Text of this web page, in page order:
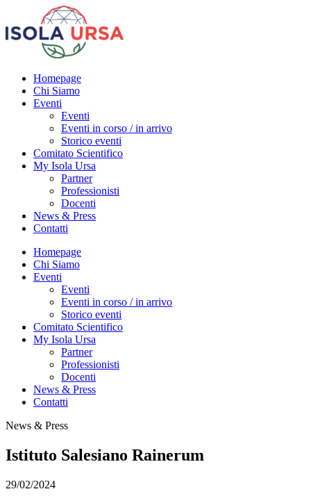
Homepage
Chi Siamo
Eventi
Eventi
Eventi in corso / in arrivo
Storico eventi
Comitato Scientifico
My Isola Ursa
Partner
Professionisti
Docenti
News & Press
Contatti
Homepage
Chi Siamo
Eventi
Eventi
Eventi in corso / in arrivo
Storico eventi
Comitato Scientifico
My Isola Ursa
Partner
Professionisti
Docenti
News & Press
Contatti
News & Press
Istituto Salesiano Rainerum
29/02/2024